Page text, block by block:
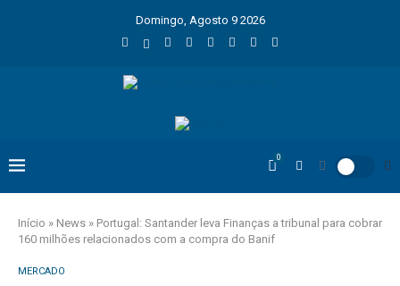
Domingo, Agosto 9 2026
0
Início » News » Portugal: Santander leva Finanças a tribunal para cobrar
160 milhões relacionados com a compra do Banif
MERCADO